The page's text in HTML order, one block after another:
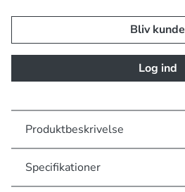
Bliv kunde
Log ind
Produktbeskrivelse
Specifikationer